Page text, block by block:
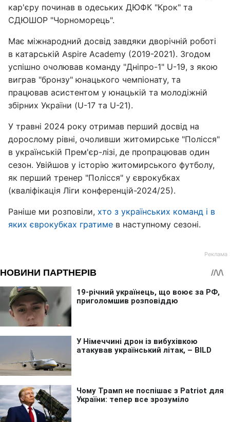
кар'єру починав в одеських ДЮФК "Крок" та
СДЮШОР "Чорноморець".
Має міжнародний досвід завдяки дворічній роботі
в катарській Aspire Academy (2019-2021). Згодом
успішно очолював команду "Дніпро-1" U-19, з якою
виграв "бронзу" юнацького чемпіонату, та
працював асистентом у юнацькій та молодіжній
збірних України (U-17 та U-21).
У травні 2024 року отримав перший досвід на
дорослому рівні, очоливши житомирське "Полісся"
в українській Прем'єр-лізі, де пропрацював один
сезон. Увійшов у історію житомирського футболу,
як перший тренер "Полісся" у єврокубках
(кваліфікація Ліги конференцій-2024/25).
Раніше ми розповіли, хто з українських команд і в
яких єврокубках гратиме в наступному сезоні.